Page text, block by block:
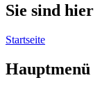
Sie sind hier
Startseite
Hauptmenü